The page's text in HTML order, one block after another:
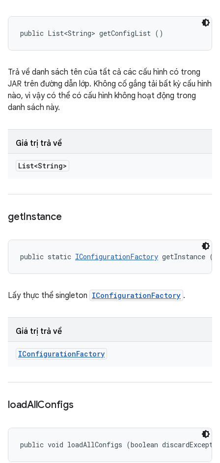
public List<String> getConfigList ()
Trả về danh sách tên của tất cả các cấu hình có trong
JAR trên đường dẫn lớp. Không cố gắng tải bất kỳ cấu hình
nào, vì vậy có thể có cấu hình không hoạt động trong
danh sách này.
Giá trị trả về
List<String>
getInstance
public static IConfigurationFactory getInstance ()
Lấy thực thể singleton IConfigurationFactory .
Giá trị trả về
IConfigurationFactory
loadAllConfigs
public void loadAllConfigs (boolean